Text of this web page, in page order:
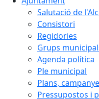
Salutació de
Consistori
Regidories
Grups
Agenda política
Ple municipal
Plans,
Pressupostos i